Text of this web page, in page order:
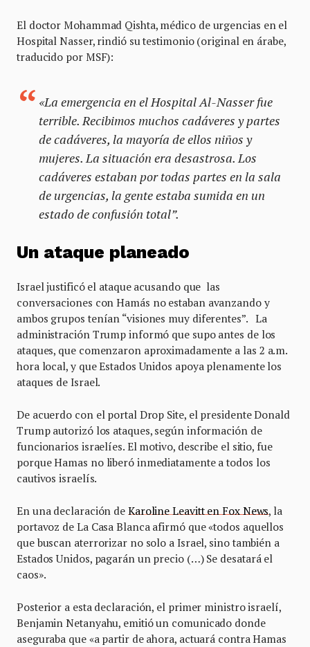
El doctor Mohammad Qishta, médico de urgencias en el
Hospital Nasser, rindió su testimonio (original en árabe,
traducido por MSF):
«La emergencia en el Hospital Al-Nasser fue
terrible. Recibimos muchos cadáveres y partes
de cadáveres, la mayoría de ellos niños y
mujeres. La situación era desastrosa. Los
cadáveres estaban por todas partes en la sala
de urgencias, la gente estaba sumida en un
estado de confusión total”.
Un ataque planeado
Israel justificó el ataque acusando que las
conversaciones con Hamás no estaban avanzando y
ambos grupos tenían “visiones muy diferentes”. La
administración Trump informó que supo antes de los
ataques, que comenzaron aproximadamente a las 2 a.m.
hora local, y que Estados Unidos apoya plenamente los
ataques de Israel.
De acuerdo con el portal Drop Site, el presidente Donald
Trump autorizó los ataques, según información de
funcionarios israelíes. El motivo, describe el sitio, fue
porque Hamas no liberó inmediatamente a todos los
cautivos israelís.
En una declaración de Karoline Leavitt en Fox News, la
portavoz de La Casa Blanca afirmó que «todos aquellos
que buscan aterrorizar no solo a Israel, sino también a
Estados Unidos, pagarán un precio (…) Se desatará el
caos».
Posterior a esta declaración, el primer ministro israelí,
Benjamin Netanyahu, emitió un comunicado donde
aseguraba que «a partir de ahora, actuará contra Hamas